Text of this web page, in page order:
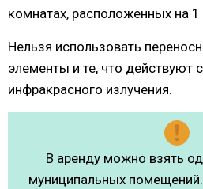
комнатах, расположенных на 1
Нельзя использовать
элементы и те, что
инфракрасного излучения.
В аренду можно взять
муниципальных